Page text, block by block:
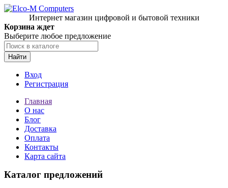
Интернет магазин цифровой и бытовой техники
Корзина ждет
Выберите любое предложение
Найти
Вход
Регистрация
Главная
О нас
Блог
Доставка
Оплата
Контакты
Карта сайта
Каталог предложений